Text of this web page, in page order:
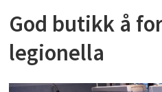
God butikk å
legionella